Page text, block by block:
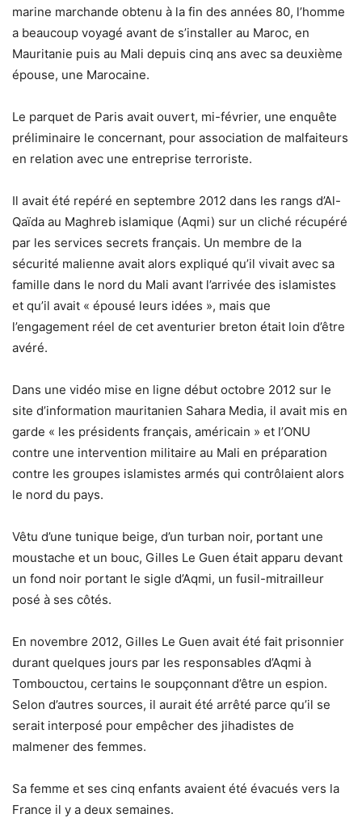
marine marchande obtenu à la fin des années 80, l’homme
a beaucoup voyagé avant de s’installer au Maroc, en
Mauritanie puis au Mali depuis cinq ans avec sa deuxième
épouse, une Marocaine.
Le parquet de Paris avait ouvert, mi-février, une enquête
préliminaire le concernant, pour association de malfaiteurs
en relation avec une entreprise terroriste.
Il avait été repéré en septembre 2012 dans les rangs d’Al-
Qaïda au Maghreb islamique (Aqmi) sur un cliché récupéré
par les services secrets français. Un membre de la
sécurité malienne avait alors expliqué qu’il vivait avec sa
famille dans le nord du Mali avant l’arrivée des islamistes
et qu’il avait « épousé leurs idées », mais que
l’engagement réel de cet aventurier breton était loin d’être
avéré.
Dans une vidéo mise en ligne début octobre 2012 sur le
site d’information mauritanien Sahara Media, il avait mis en
garde « les présidents français, américain » et l’ONU
contre une intervention militaire au Mali en préparation
contre les groupes islamistes armés qui contrôlaient alors
le nord du pays.
Vêtu d’une tunique beige, d’un turban noir, portant une
moustache et un bouc, Gilles Le Guen était apparu devant
un fond noir portant le sigle d’Aqmi, un fusil-mitrailleur
posé à ses côtés.
En novembre 2012, Gilles Le Guen avait été fait prisonnier
durant quelques jours par les responsables d’Aqmi à
Tombouctou, certains le soupçonnant d’être un espion.
Selon d’autres sources, il aurait été arrêté parce qu’il se
serait interposé pour empêcher des jihadistes de
malmener des femmes.
Sa femme et ses cinq enfants avaient été évacués vers la
France il y a deux semaines.